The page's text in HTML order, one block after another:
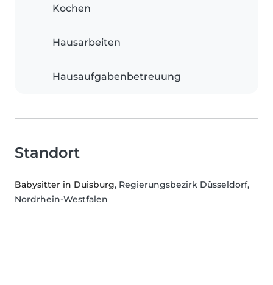
Kochen
Hausarbeiten
Hausaufgabenbetreuung
Standort
Babysitter in Duisburg, Regierungsbezirk Düsseldorf,
Nordrhein-Westfalen